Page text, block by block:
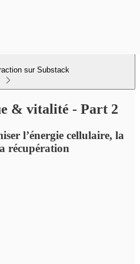
sur Substack
& vitalité - Part 2
l’énergie cellulaire, la
récupération